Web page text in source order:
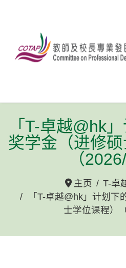
「T-卓越@hk
奖学金（进修硕
（
主页 T-卓
「T-卓越@hk」计划下
士学位课程）